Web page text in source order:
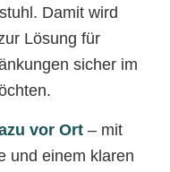
Damit wird
Lösung für
sicher im
vor Ort– mit
und einem klaren